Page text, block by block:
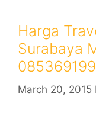
Harga
Surabaya
March 20, 2015